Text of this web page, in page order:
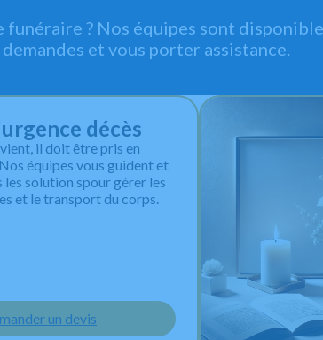
funéraire ? Nos équipes sont
et vous porter assistance.
décès
il doit être pris en
équipes vous guident et
solution spour gérer les
et le transport du corps.
un devis